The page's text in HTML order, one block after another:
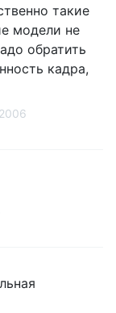
такие
модели не
обратить
кадра,